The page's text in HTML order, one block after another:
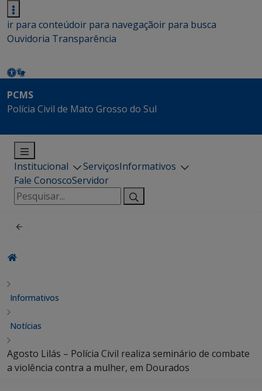
ir para conteúdoir para navegaçãoir para busca
Ouvidoria Transparência
PCMS
Polícia Civil de Mato Grosso do Sul
Institucional ServiçosInformativos
Fale ConoscoServidor
Pesquisar
por:
Informativos
Notícias
Agosto Lilás – Polícia Civil realiza seminário de combate
a violência contra a mulher, em Dourados